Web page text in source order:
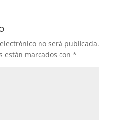
no será publicada.
están marcados con *